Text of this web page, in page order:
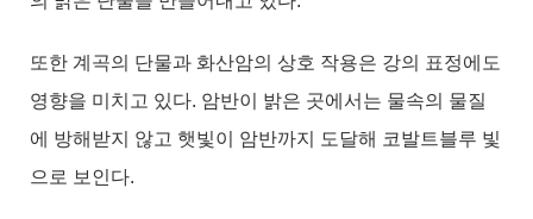
또한 계곡의 단물과 화산암의 상호 작용은 강의 표정에도
영향을 미치고 있다. 암반이 밝은 곳에서는 물속의 물질
에 방해받지 않고 햇빛이 암반까지 도달해 코발트블루 빛
으로 보인다.